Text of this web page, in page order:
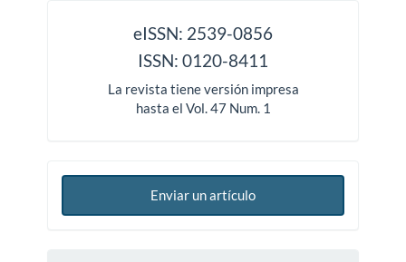
eISSN: 2539-0856
ISSN: 0120-8411
La revista tiene versión impresa
hasta el Vol. 47 Num. 1
Enviar un artículo